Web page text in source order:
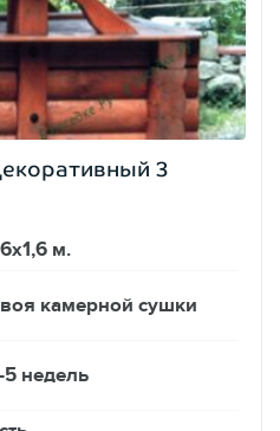
3
м.
камерной сушки
5 недель